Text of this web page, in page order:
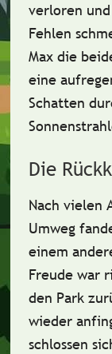
verloren
Fehlen
Max die
eine
Schatten
Die
Nach vielen
Umweg
einem
Freude war
den Park
wieder
schlossen